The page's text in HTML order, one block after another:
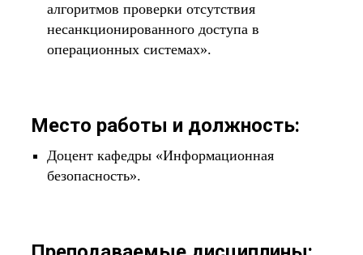
алгоритмов проверки отсутствия
несанкционированного доступа в
операционных системах».
Место работы и должность:
Доцент кафедры «Информационная
безопасность».